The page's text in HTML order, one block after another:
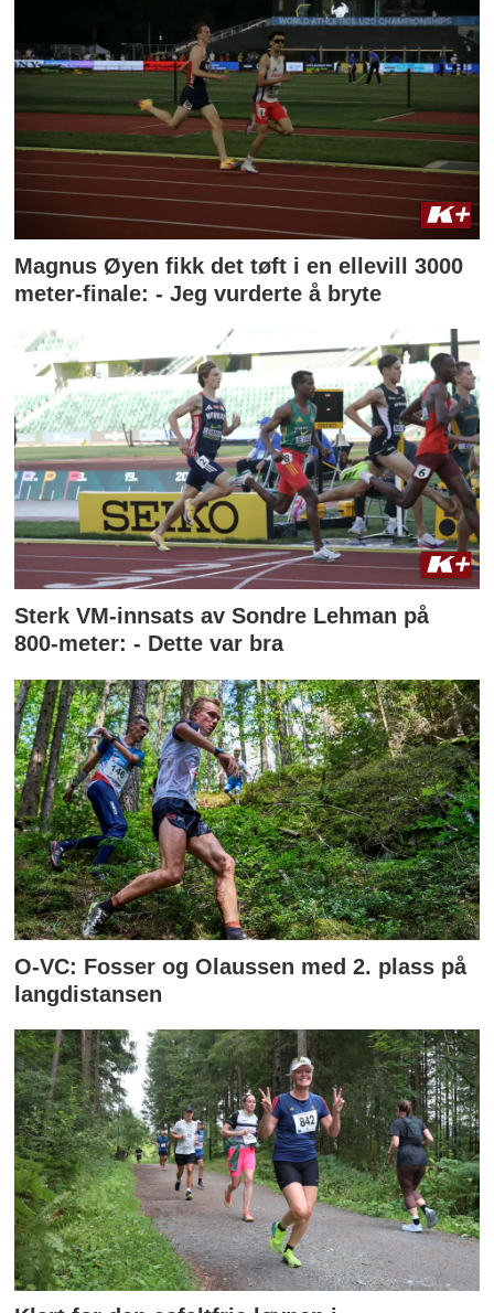
Magnus Øyen fikk det tøft i en ellevill 3000
meter-finale: - Jeg vurderte å bryte
Sterk VM-innsats av Sondre Lehman på
800-meter: - Dette var bra
O-VC: Fosser og Olaussen med 2. plass på
langdistansen